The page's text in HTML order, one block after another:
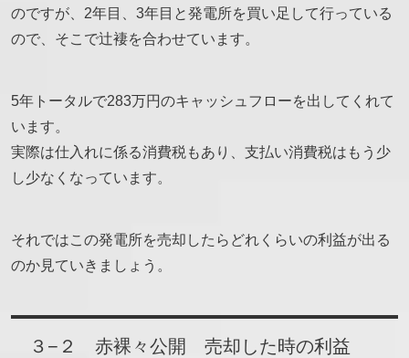
のですが、2年目、3年目と発電所を買い足して行っている
ので、そこで辻褄を合わせています。
5年トータルで283万円のキャッシュフローを出してくれて
います。
実際は仕入れに係る消費税もあり、支払い消費税はもう少
し少なくなっています。
それではこの発電所を売却したらどれくらいの利益が出る
のか見ていきましょう。
３−２ 赤裸々公開 売却した時の利益